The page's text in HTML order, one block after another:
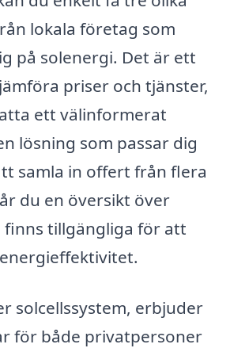
lokala företag som
på solenergi. Det är ett
priser och tjänster,
ett välinformerat
lösning som passar dig
samla in offert från flera
du en översikt över
tillgängliga för att
solcellssystem, erbjuder
för både privatpersoner